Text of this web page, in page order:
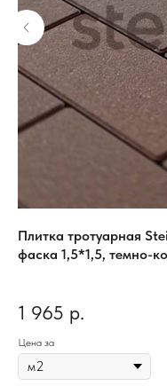
Плитка тротуарная
фаска 1,5*1,5, темно-
1 965 р.
Цена за